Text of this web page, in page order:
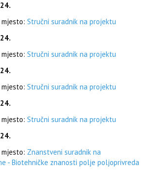
Stručni suradnik na projektu
Stručni suradnik na projektu
Stručni suradnik na projektu
Stručni suradnik na projektu
Znanstveni suradnik na
- Biotehničke znanosti polje poljoprivreda